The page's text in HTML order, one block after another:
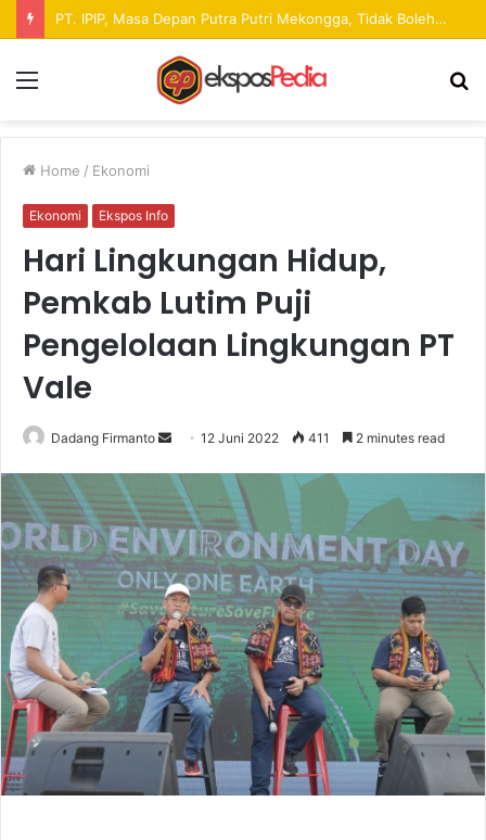
Pekan Raya ANTAM Hadirkan Ruang Promosi UMKM dan Hiburan bagi Masyarakat
Home / Ekonomi
Ekonomi Ekspos Info
Hari Lingkungan Hidup,
Pemkab Lutim Puji
Pengelolaan Lingkungan PT
Vale
Dadang Firmanto
n
d
a
e
m
a
i
l
12 Juni 2022 411 2 minutes read